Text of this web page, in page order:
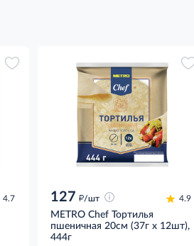
4.7 127 д/шт 4.9
METRO Chef Тортилья
пшеничная 20см (37г х 12шт),
444г